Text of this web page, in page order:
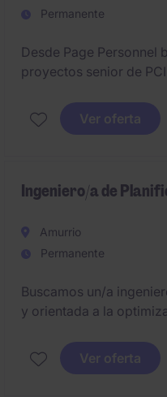
Permanente
Desde Page Personnel
proyectos senior de
Ver oferta
Ingeniero/a de
Amurrio
Permanente
Buscamos un/a
y orientada a la
dentro de un entorno
continua. Será clave
Ver oferta